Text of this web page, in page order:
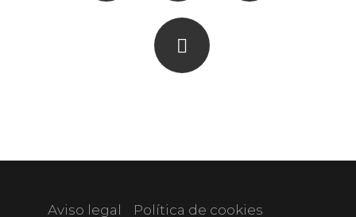
Aviso legal Política de cookies